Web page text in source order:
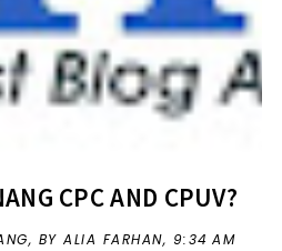
CPC AND CPUV?
, BY ALIA FARHAN, 9:34 AM